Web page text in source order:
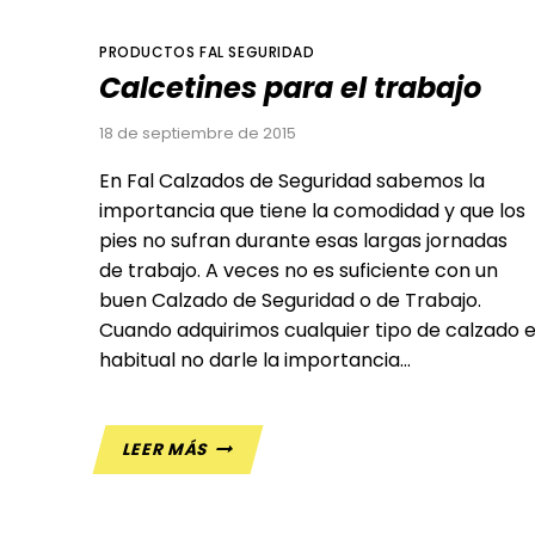
PRODUCTOS FAL SEGURIDAD
Calcetines para el trabajo
18 de septiembre de 2015
En Fal Calzados de Seguridad sabemos la
importancia que tiene la comodidad y que los
pies no sufran durante esas largas jornadas
de trabajo. A veces no es suficiente con un
buen Calzado de Seguridad o de Trabajo.
Cuando adquirimos cualquier tipo de calzado
habitual no darle la importancia…
LEER MÁSCALCETINES
PARA